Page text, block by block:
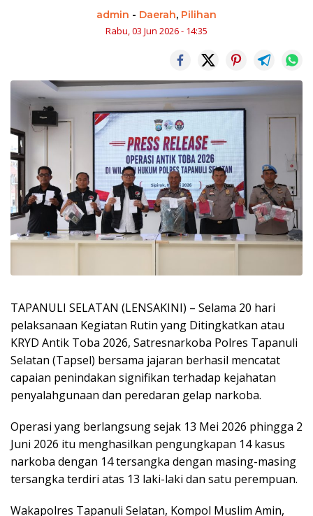
admin - Daerah, Pilihan
Rabu, 03 Jun 2026 - 14:35
TAPANULI SELATAN (LENSAKINI) – Selama 20 hari
pelaksanaan Kegiatan Rutin yang Ditingkatkan atau
KRYD Antik Toba 2026, Satresnarkoba Polres Tapanuli
Selatan (Tapsel) bersama jajaran berhasil mencatat
capaian penindakan signifikan terhadap kejahatan
penyalahgunaan dan peredaran gelap narkoba.
Operasi yang berlangsung sejak 13 Mei 2026 phingga 2
Juni 2026 itu menghasilkan pengungkapan 14 kasus
narkoba dengan 14 tersangka dengan masing-masing
tersangka terdiri atas 13 laki-laki dan satu perempuan.
Wakapolres Tapanuli Selatan, Kompol Muslim Amin,